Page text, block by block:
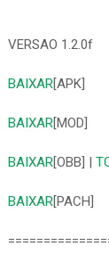
VERSAO 1.2.0f
BAIXAR[APK]
BAIXAR[MOD]
BAIXAR[OBB] |
BAIXAR[PACH]